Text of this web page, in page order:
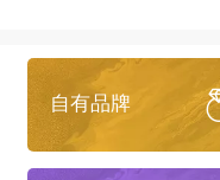
自有品牌